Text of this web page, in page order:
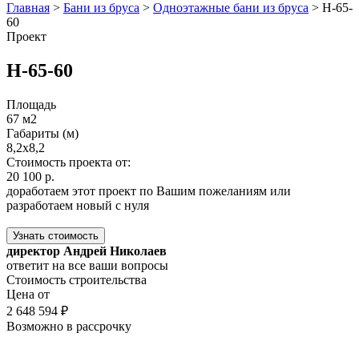
Главная > Бани из бруса > Одноэтажные бани из бруса > Н-65-
60
Проект
Н-65-60
Площадь
67 м2
Габариты (м)
8,2х8,2
Стоимость проекта от:
20 100 р.
доработаем этот проект по Вашим пожеланиям или
разработаем новый с нуля
Узнать стоимость
директор Андрей Николаев
ответит на все ваши вопросы
Стоимость строительства
Цена от
2 648 594 ₽
Возможно в рассрочку